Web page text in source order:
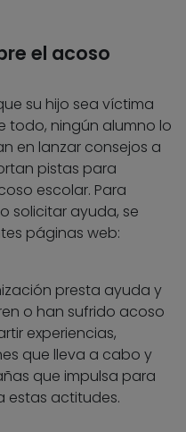
el acoso
su hijo sea víctima
todo, ningún alumno lo
en lanzar consejos a
pistas para
escolar. Para
solicitar ayuda, se
páginas web:
presta ayuda y
o han sufrido acoso
experiencias,
que lleva a cabo y
que impulsa para
estas actitudes.